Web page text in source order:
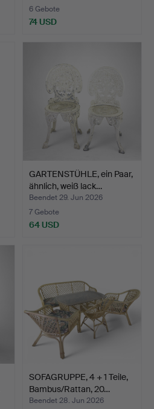
6 Gebote
74 USD
GARTENSTÜHLE, ein Paar,
ähnlich, weiß lack…
Beendet 29. Jun 2026
7 Gebote
64 USD
SOFAGRUPPE, 4 + 1 Teile,
Bambus/Rattan, 20…
Beendet 28. Jun 2026